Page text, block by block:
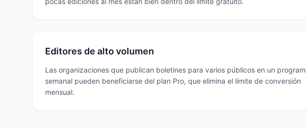
Editores de alto volumen
Las organizaciones que publican boletines para varios públicos en un
semanal pueden beneficiarse del plan Pro, que elimina el límite de conversión
mensual.